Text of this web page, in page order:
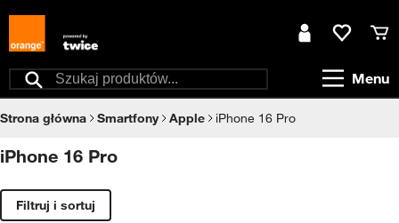
Przejdź do treści
Menu
Szukaj
Moje kontoUlubione
Strona główna Smartfony Apple iPhone 16 Pro
iPhone 16 Pro
Filtruj i sortuj